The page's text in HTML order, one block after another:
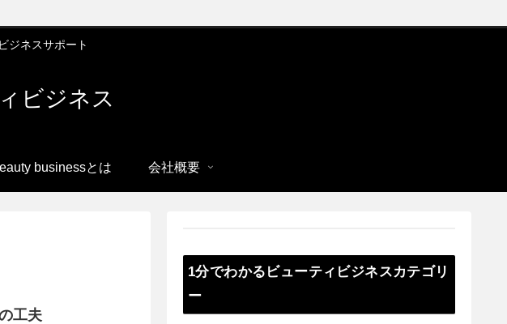
ジネスサポート
ビジネス
businessとは 会社概要
工夫
1分でわかるビューティビジネスカテゴリ
ー